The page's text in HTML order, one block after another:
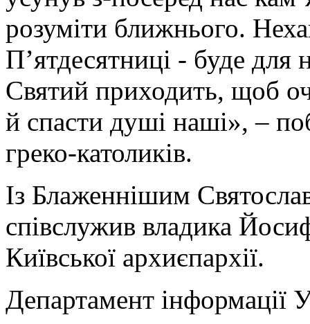
розуміти ближнього.
П’ятдесятниці - буде
Святий приходить, щоб
й спасти душі наші», –
греко-католиків.
Із Блаженнішим
співслужив владика
Київської архиєпархії.
Департамент